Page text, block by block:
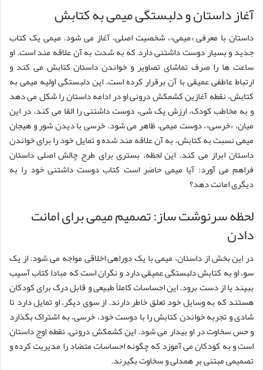
آغاز داستان و دلبستگی میمی به کتابش
داستان با معرفی «میمی»، شخصیت اصلی، آغاز می شود. میمی یک کتاب
جدید و بسیار دوست داشتنی دارد که به شدت به آن علاقه مند است. او
ساعت ها را صرف تماشای تصاویر و خواندن داستان کتابش می کند و
ارتباط عاطفی عمیقی با آن برقرار کرده است. این دلبستگی اولیه میمی به
کتابش، نقطه آغازین کشمکش درونی او در ادامه داستان را شکل می دهد
و به مخاطب کودک، ارزش یک شیء دوست داشتنی را القا می کند. در این
میان، «خرسی»، دوست میمی، ظاهر می شود. خرسی با دیدن شور و هیجان
میمی نسبت به کتابش، به آن علاقه مند شده و تمایل خود را برای خواندن
داستان ابراز می کند. این لحظه، بستری برای طرح چالش اصلی داستان
فراهم می آورد: آیا میمی حاضر است کتاب دوست داشتنی خود را به
دیگری امانت دهد؟
لحظه سرنوشت ساز: تصمیم میمی برای امانت
دادن
در این بخش از داستان، میمی با یک دوراهی اخلاقی مواجه می شود. از یک
سو، او به کتابش دلبستگی عمیقی دارد و نگران است که مبادا کتاب آسیب
ببیند یا از دست برود. این احساسات کاملاً طبیعی و قابل درک برای کودکان
هستند که به وسایل خود تعلق خاطر دارند. از سوی دیگر، او تمایل دارد تا
شادی و تجربه خواندن کتابش را با دوست خود، خرسی، به اشتراک بگذارد
و حس سخاوت در او بیدار می شود. این کشمکش درونی، نقطه اوج داستان
است و به کودکان می آموزد که چگونه احساسات متضاد را مدیریت کرده و
تصمیمی مبتنی بر همدلی و سخاوت بگیرند.